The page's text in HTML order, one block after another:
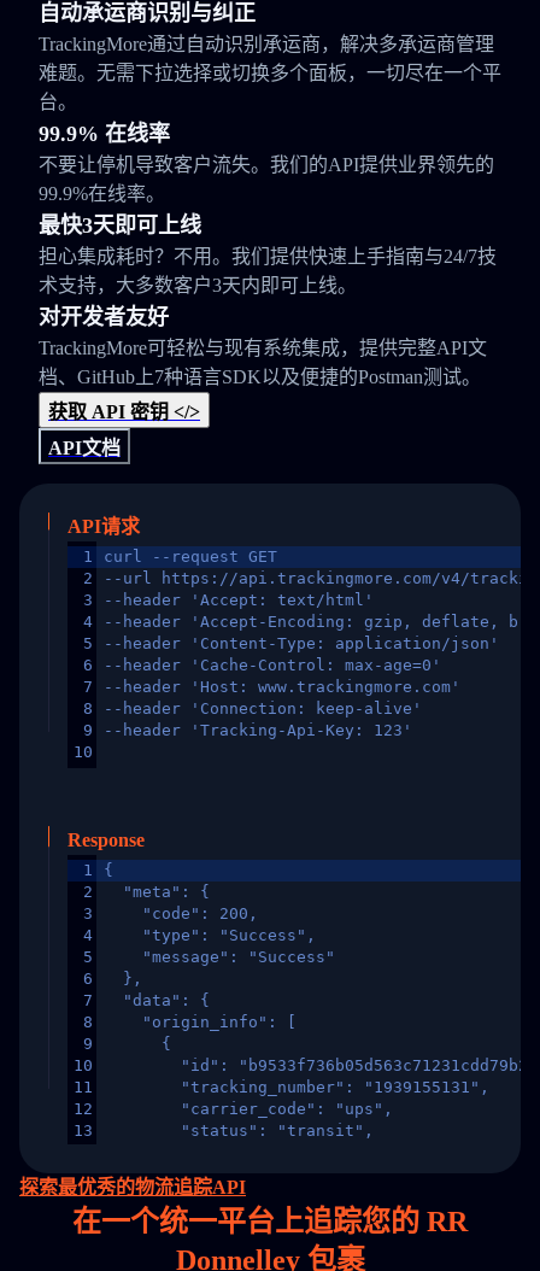
自动承运商识别与纠正
TrackingMore通过自动识别承运商，解决多承运商管理
难题。无需下拉选择或切换多个面板，一切尽在一个平
台。
99.9% 在线率
不要让停机导致客户流失。我们的API提供业界领先的
99.9%在线率。
最快3天即可上线
担心集成耗时？不用。我们提供快速上手指南与24/7技
术支持，大多数客户3天内即可上线。
对开发者友好
TrackingMore可轻松与现有系统集成，提供完整API文
档、GitHub上7种语言SDK以及便捷的Postman测试。
获取 API 密钥 </>
API文档
API请求
1
2
3
4
5
6
7
8
9
10
curl --request GET
--url https://api.trackingmore.com/v4/trackings/
--header 'Accept: text/html'
--header 'Accept-Encoding: gzip, deflate,
--header 'Content-Type: application/json'
--header 'Cache-Control: max-age=0'
--header 'Host: www.trackingmore.com'
--header 'Connection: keep-alive'
--header 'Tracking-Api-Key: 123'
Response
1
2
3
4
5
6
7
8
9
10
11
12
13
15
16
17
18
{
  "meta": {
    "code": 200,
    "type": "Success",
    "message": "Success"
  },
  "data": {
    "origin_info": [
      {
"id":
        "tracking_number": "1939155131",
        "carrier_code": "ups",
        "status": "transit",
"destination_country": "United
        "itemTimeLength": 2,
        "weblink": "",
        "phone": null,
        "trackinfo": [
探索最优秀的物流追踪API
在一个统一平台上追踪您的 RR
Donnelley 包裹